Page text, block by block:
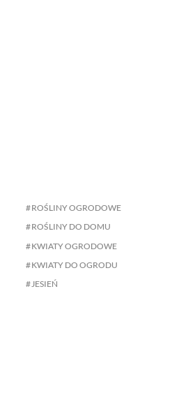
ROŚLINY OGRODOWE
ROŚLINY DO DOMU
KWIATY OGRODOWE
KWIATY DO OGRODU
JESIEŃ